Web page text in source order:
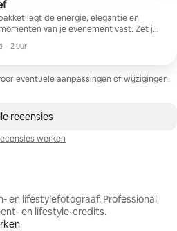
legt de energie, elegantie en
van je evenement vast. Zet je
en de onvergetelijke momenten in de
voor zakelijke en non-
workshops en andere feesten en
· 2 uur
eventuele aanpassingen of wijzigingen.
recensies
recensies
werken
en lifestylefotograaf. Professional
en lifestyle-credits.